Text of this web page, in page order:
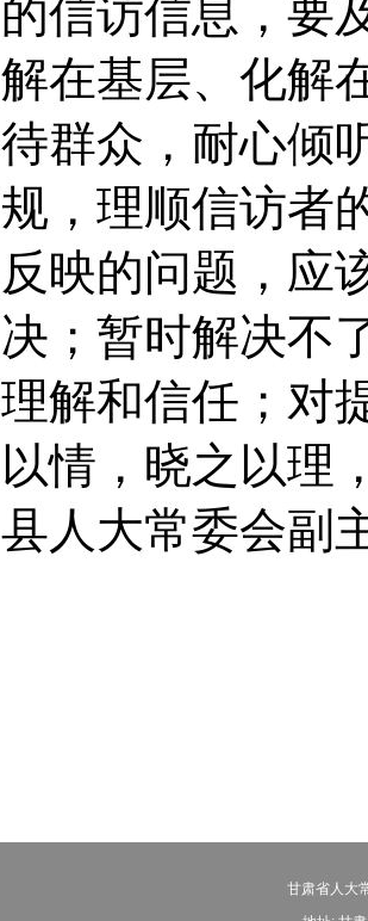
的信访信息，要
解在基层、化解
待群众，耐心倾
规，理顺信访者
反映的问题，应
决；暂时解决不
理解和信任；对
以情，晓之以理
县人大常委会副
甘肃省人大